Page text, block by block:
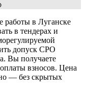
работы в Луганске
в тендерах и
допуск СРО
Вы получаете
взносов. Цена
— без скрытых